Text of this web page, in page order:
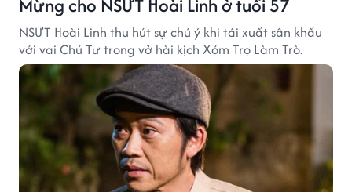
NSƯT Hoài Linh thu hút sự chú ý khi tái xuất sân khấu
với vai Chú Tư trong vở hài kịch Xóm Trọ Làm Trò.